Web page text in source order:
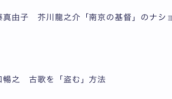
由子 芥川龍之介「南京の基督」のナシ
之 古歌を「盗む」方法